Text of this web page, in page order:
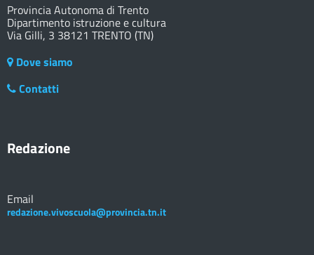
Provincia Autonoma di Trento
Dipartimento istruzione e cultura
Via Gilli, 3 38121 TRENTO (TN)
Dove siamo
Contatti
Redazione
Email
redazione.vivoscuola@provincia.tn.it